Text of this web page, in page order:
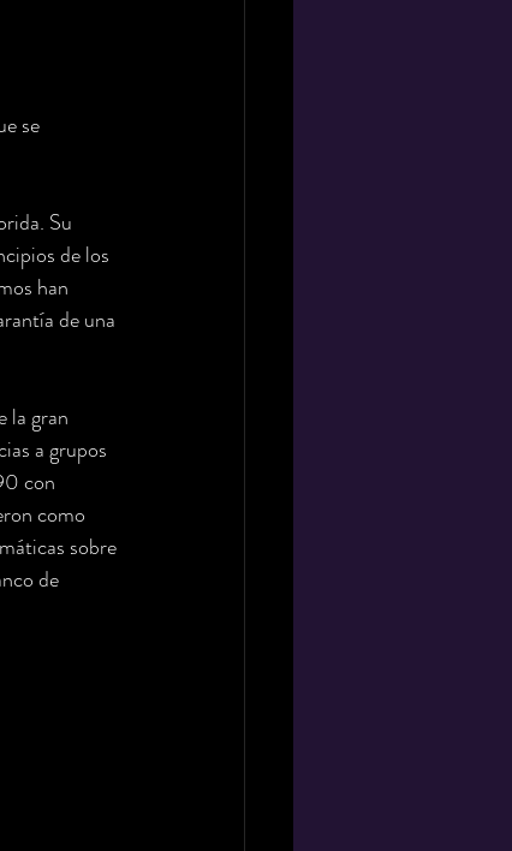
se
Su
de los
han
de una
la gran
a grupos
con
como
sobre
de